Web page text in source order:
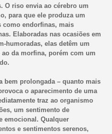
O riso envia ao cérebro um
para que ele produza um
como endorfinas, mais
Elaboradas nas ocasiões em
humoradas, elas detêm um
da morfina, porém com um
bem prolongada – quanto mais
o aparecimento de uma
traz ao organismo
um sentimento de
emocional. Qualquer
e sentimentos serenos,